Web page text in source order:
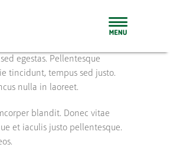
egestas. Pellentesque
tincidunt, tempus sed justo.
nulla in laoreet.
blandit. Donec vitae
et iaculis justo pellentesque.